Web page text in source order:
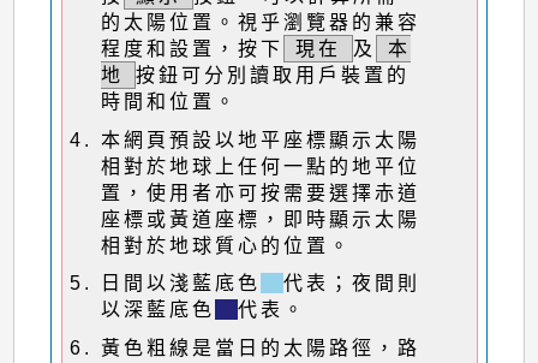
的太陽位置。視乎瀏覽器的兼容
程度和設置，按下
現在 及
本
地
按鈕可分別讀取用戶裝置的
時間和位置。
本網頁預設以地平座標顯示太陽
相對於地球上任何一點的地平位
置，使用者亦可按需要選擇赤道
座標或黃道座標，即時顯示太陽
相對於地球質心的位置。
日間以淺藍底色
代表；夜間則
以深藍底色
代表。
黃色粗線是當日的太陽路徑，路